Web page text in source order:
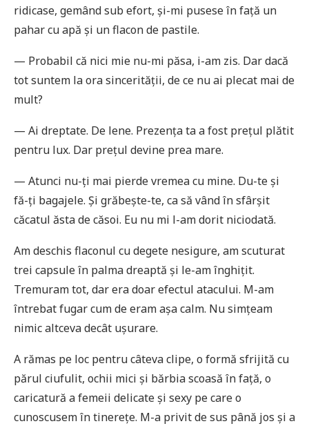
ridicase, gemând sub efort, și-mi pusese în față un
pahar cu apă și un flacon de pastile.
— Probabil că nici mie nu-mi păsa, i-am zis. Dar dacă
tot suntem la ora sincerității, de ce nu ai plecat mai de
mult?
— Ai dreptate. De lene. Prezența ta a fost prețul plătit
pentru lux. Dar prețul devine prea mare.
— Atunci nu-ți mai pierde vremea cu mine. Du-te și
fă-ți bagajele. Și grăbește-te, ca să vând în sfârșit
căcatul ăsta de căsoi. Eu nu mi l-am dorit niciodată.
Am deschis flaconul cu degete nesigure, am scuturat
trei capsule în palma dreaptă și le-am înghițit.
Tremuram tot, dar era doar efectul atacului. M-am
întrebat fugar cum de eram așa calm. Nu simțeam
nimic altceva decât ușurare.
A rămas pe loc pentru câteva clipe, o formă sfrijită cu
părul ciufulit, ochii mici și bărbia scoasă în față, o
caricatură a femeii delicate și sexy pe care o
cunoscusem în tinerețe. M-a privit de sus până jos și a